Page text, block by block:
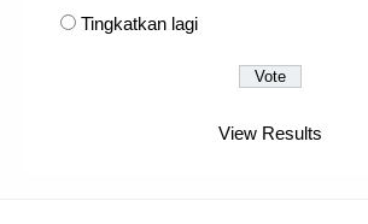
Tingkatkan lagi
View Results